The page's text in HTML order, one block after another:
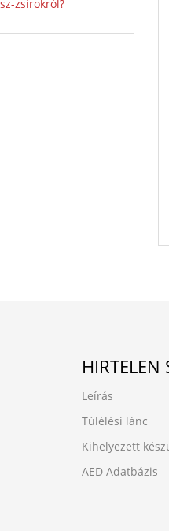
zsírokról?
HIRTELEN
Leírás
Túlélési lánc
Kihelyezett
AED Adatbázis